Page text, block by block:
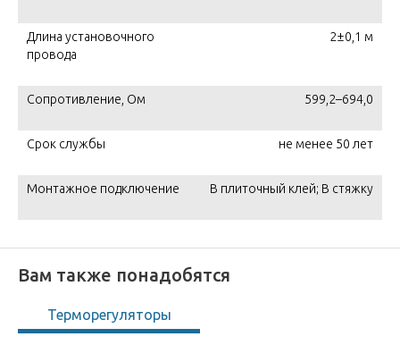
Длина установочного
провода
2±0,1 м
Сопротивление, Ом 599,2–694,0
Срок службы не менее 50 лет
Монтажное подключение В плиточный клей; В стяжку
Вам также понадобятся
Терморегуляторы